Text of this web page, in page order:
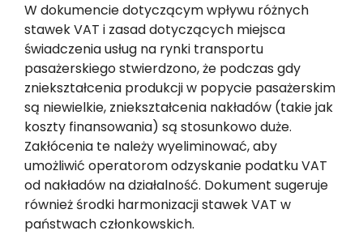
W dokumencie dotyczącym wpływu różnych
stawek VAT i zasad dotyczących miejsca
świadczenia usług na rynki transportu
pasażerskiego stwierdzono, że podczas gdy
zniekształcenia produkcji w popycie pasażerskim
są niewielkie, zniekształcenia nakładów (takie jak
koszty finansowania) są stosunkowo duże.
Zakłócenia te należy wyeliminować, aby
umożliwić operatorom odzyskanie podatku VAT
od nakładów na działalność. Dokument sugeruje
również środki harmonizacji stawek VAT w
państwach członkowskich.